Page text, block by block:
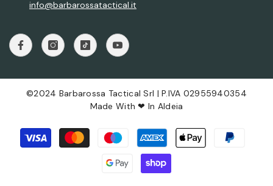
info@barbarossatactical.it
©2024 Barbarossa Tactical Srl | P.IVA 02955940354
Made With ❤ In Aldeia
Metodi
di
pagamento